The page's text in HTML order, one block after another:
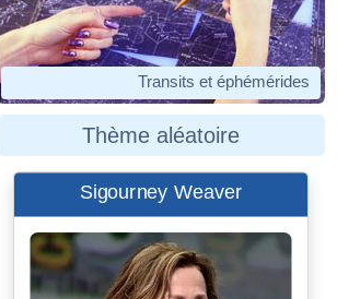
Transits et éphémérides
Thème aléatoire
Sigourney Weaver